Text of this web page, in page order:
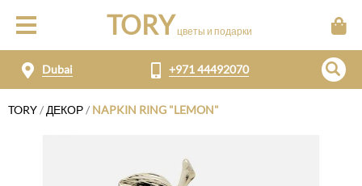
TORY цветы и подарки
Dubai +971 44492070
TORY/ ДЕКОР/ NAPKIN RING "LEMON"